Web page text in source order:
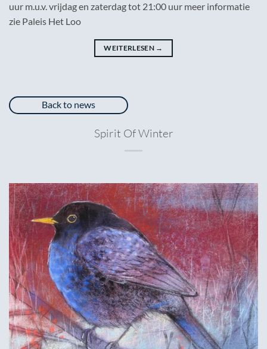
uur m.u.v. vrijdag en zaterdag tot 21:00 uur meer informatie
zie Paleis Het Loo
WEITERLESEN →
Back to news
Spirit Of Winter